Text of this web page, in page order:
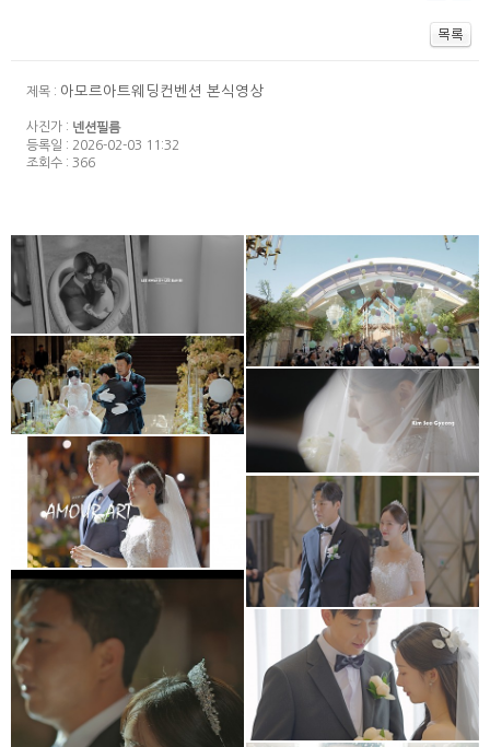
제목 : 아모르아트웨딩컨벤션 본식영상
사진가 : 넨션필름
등록일 : 2026-02-03 11:32
조회수 : 366
아모르아트웨딩컨벤션
대전S가든 웨딩홀
아모르아트웨딩컨벤션
아모르홀 Wedding
Cinema
메리다웨딩컨벤션
아모르아트웨딩컨벤션
본식영상
아모르아트 아모르홀
아르떼웨딩홀